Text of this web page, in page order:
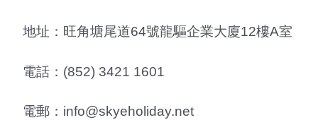
地址：旺角塘尾道64號龍驅企業大廈12樓A室
電話：(852) 3421 1601
電郵：info@skyeholiday.net